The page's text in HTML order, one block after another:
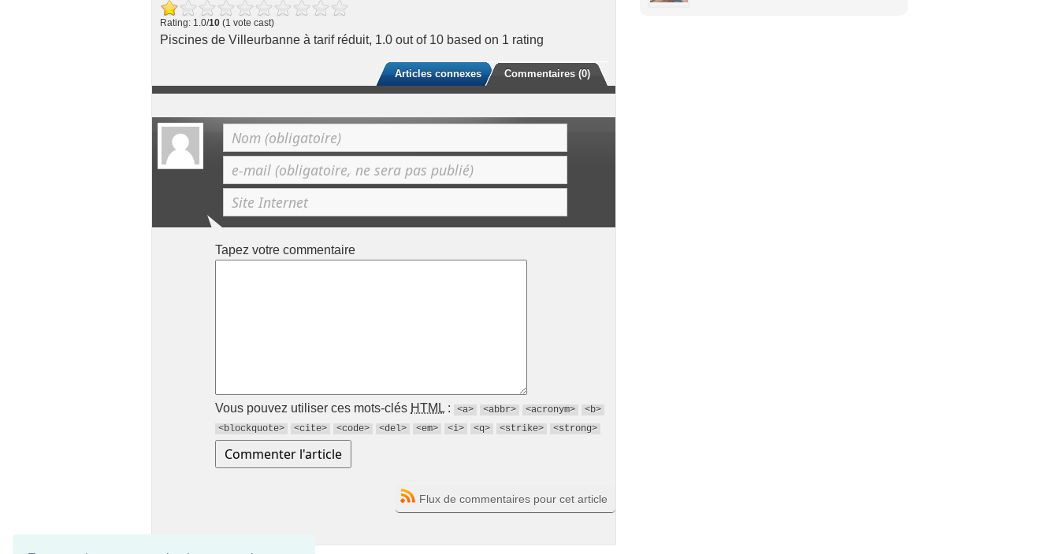
Rating: 1.0/10 (1 vote cast)
Piscines de Villeurbanne à tarif réduit, 1.0 out of 10 based on 1 rating
Commentaires (0)
Articles connexes
Tapez votre commentaire
Vous pouvez utiliser ces mots-clés HTML : <a> <abbr> <acronym>
<b>
<blockquote>
<cite> <code> <del> <em> <i> <q> <strike> <strong>
Flux de commentaires pour cet article